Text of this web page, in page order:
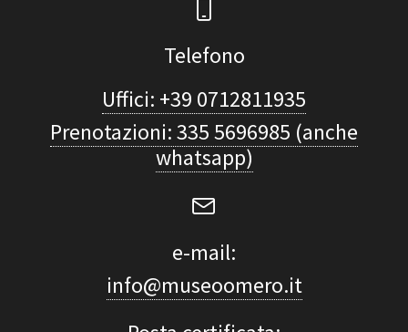
Telefono
Uffici: +39 0712811935
Prenotazioni: 335 5696985 (anche
whatsapp)
e-mail:
info@museoomero.it